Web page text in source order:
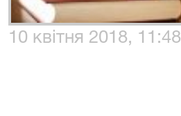
10 квітня 2018, 11:48